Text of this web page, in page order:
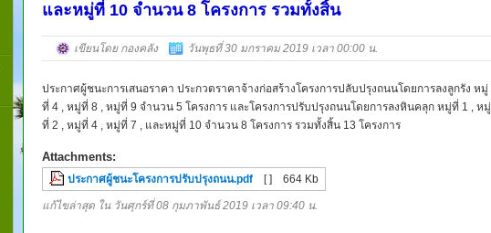
และหมู่ที่ 10 จำนวน 8 โครงการ รวมทั้งสิ้น
เขียนโดย กองคลัง วันพุธที่ 30 มกราคม 2019 เวลา 00:00 น.
ประกาศผู้ชนะการเสนอราคา ประกวดราคาจ้างก่อสร้างโครงการปลับปรุงถนนโดยการลงลูกรัง หมู่
ที่ 4 , หมู่ที่ 8 , หมู่ที่ 9 จำนวน 5 โครงการ และโครงการปรับปรุงถนนโดยการลงหินคลุก หมู่ที่ 1 , หมู่
ที่ 2 , หมู่ที่ 4 , หมู่ที่ 7 , และหมู่ที่ 10 จำนวน 8 โครงการ รวมทั้งสิ้น 13 โครงการ
Attachments:
ประกาศผู้ชนะโครงการปรับปรุงถนน.pdf [ ] 664 Kb
แก้ไขล่าสุด ใน วันศุกร์ที่ 08 กุมภาพันธ์ 2019 เวลา 09:40 น.